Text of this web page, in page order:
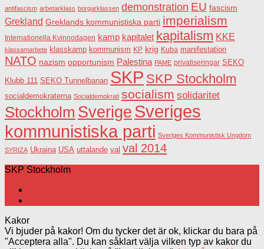
antifascism arbetarklass borgarklassen demonstration EU fascism
Grekland Greklands kommunistiska parti imperialism
Internationella Kvinnodagen kamp kapitalet kapitalism KKE
klassamarbete klasskamp kommunism KP krig Kuba manifestation
NATO nazism opportunism Palestina PAME privatiseringar SEKO
Klubb 111 SEKO Tunnelbanan SKP SKP Stockholm
socialdemokraterna Socialdemokrati socialism solidaritet
Stockholm SverigeSveriges
kommunistiska parti Sveriges Kommunistisk Ungdom
SYRIZA Ukraina USA uttalande val val 2014
SKP Stockholm
Kakor
Vi bjuder på kakor! Om du tycker det är ok, klickar du bara på
"Acceptera alla". Du kan såklart välja vilken typ av kakor du